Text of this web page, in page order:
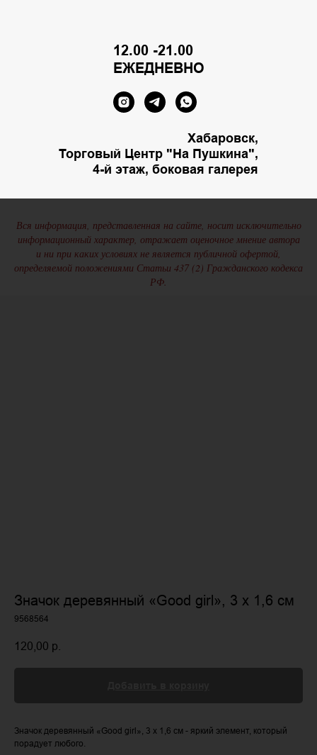
12.00 -21.00
ЕЖЕДНЕВНО
Хабаровск,
Торговый Центр "На Пушкина",
4-й этаж, боковая галерея
Вся информация, представленная на сайте, носит исключительно
информационный характер, отражает оценочное мнение автора
и ни при каких условиях не является публичной офертой,
определяемой положениями Статьи 437 (2) Гражданского кодекса
РФ.
Значок деревянный «Good girl», 3 х 1,6 см
9568564
120,00 р.
Значок деревянный «Good girl», 3 х 1,6 см - яркий элемент, который
порадует любого.